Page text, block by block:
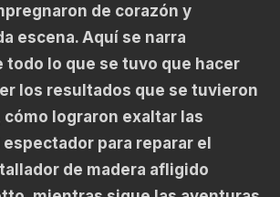
de corazón y
escena. Aquí se narra
todo lo que se tuvo que hacer
los resultados que se tuvieron
cómo lograron exaltar las
para reparar el
de madera afligido